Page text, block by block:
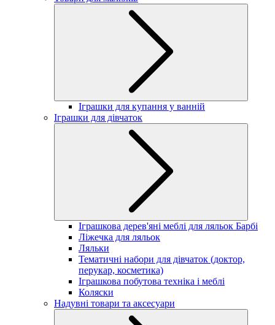
Іграшки для купання у ванній
Іграшки для дівчаток
Іграшкова дерев'яні меблі для ляльок Барбі
Ліжечка для ляльок
Ляльки
Тематичні набори для дівчаток (доктор,
перукар, косметика)
Іграшкова побутова техніка і меблі
Коляски
Надувні товари та аксесуари